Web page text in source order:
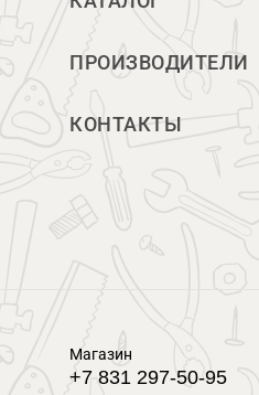
ПРОИЗВОДИТЕЛИ
КОНТАКТЫ
Магазин
+7 831 297-50-95